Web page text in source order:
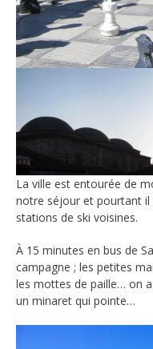
La ville est entourée de
notre séjour et pourtant il
stations de ski voisines.
À 15 minutes en bus de
campagne ; les petites
les mottes de paille… on a
un minaret qui pointe…